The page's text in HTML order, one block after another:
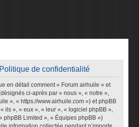
de confidentialité
en détail comment « Forum airhuile » et
ci-après par « nous », « notre »,
», « https://www.airhuile.com ») et phpBB
ils », « eux », « leur », « logiciel phpBB »,
phpBB Limited », « Équipes phpBB »)